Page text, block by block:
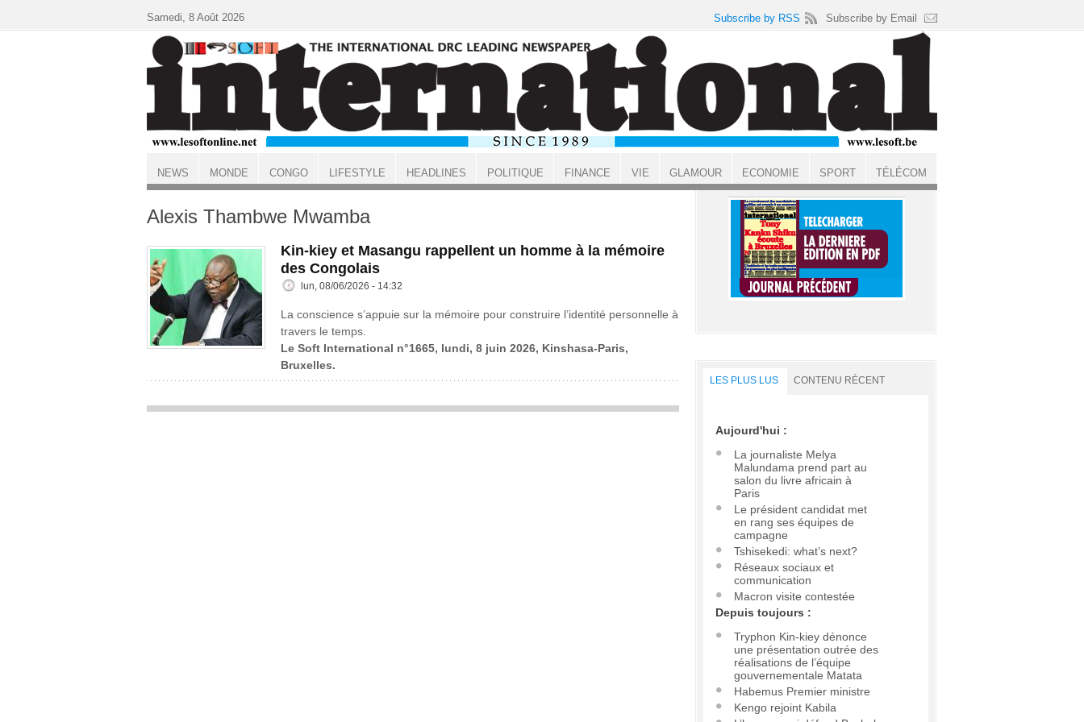
ACCUEIL
Alexis Thambwe Mwamba
Kin-kiey et Masangu rappellent un homme à la mémoire
des Congolais
lun, 08/06/2026 - 14:32
La conscience s’appuie sur la mémoire pour construire l’identité personnelle à
travers le temps.
Le Soft International n°1665, lundi, 8 juin 2026, Kinshasa-Paris,
Bruxelles.
LES PLUS LUS CONTENU RÉCENT
Aujourd'hui :
La journaliste Melya
Malundama prend part au
salon du livre africain à
Paris
Le président candidat met
en rang ses équipes de
campagne
Tshisekedi: what’s next?
Réseaux sociaux et
communication
Macron visite contestée
Depuis toujours :
Tryphon Kin-kiey dénonce
une présentation outrée des
réalisations de l’équipe
gouvernementale Matata
Habemus Premier ministre
Kengo rejoint Kabila
Samedi, 8 Août 2026 Subscribe by RSS Subscribe by Email
NEWS MONDE CONGO LIFESTYLE HEADLINES POLITIQUE FINANCE VIE GLAMOUR ECONOMIE SPORT TÉLÉCOM